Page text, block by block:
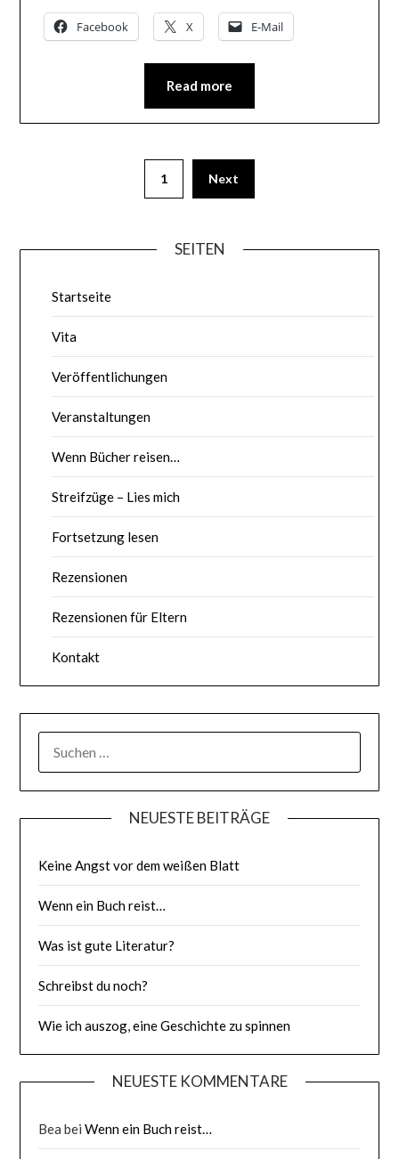
Facebook X E-Mail
Read more
1 Next
SEITEN
Startseite
Vita
Veröffentlichungen
Veranstaltungen
Wenn Bücher reisen…
Streifzüge – Lies mich
Fortsetzung lesen
Rezensionen
Rezensionen für Eltern
Kontakt
NACH:
NEUESTE BEITRÄGE
Keine Angst vor dem weißen Blatt
Wenn ein Buch reist…
Was ist gute Literatur?
Schreibst du noch?
Wie ich auszog, eine Geschichte zu spinnen
NEUESTE KOMMENTARE
Bea beiWenn ein Buch reist…